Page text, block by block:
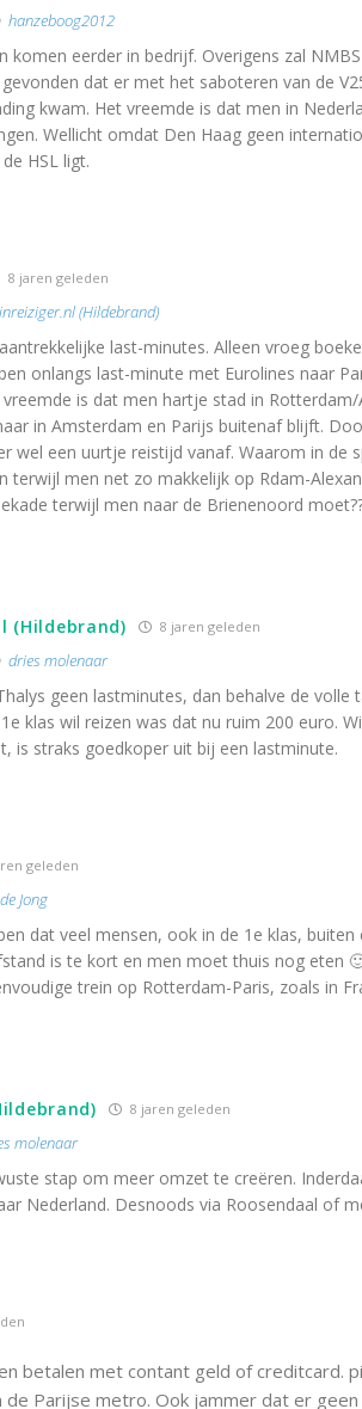
hanzeboog2012
komen eerder in bedrijf. Overigens zal
dat er met het saboteren van de
kwam. Het vreemde is dat men in
Wellicht omdat Den Haag geen
HSL ligt.
8 jaren geleden
(Hildebrand)
last-minutes. Alleen vroeg
onlangs last-minute met Eurolines naar
is dat men hartje stad in
in Amsterdam en Parijs buitenaf blijft.
wel een uurtje reistijd vanaf. Waarom in de
terwijl men net zo makkelijk op Rdam-
terwijl men naar de Brienenoord
(Hildebrand) 8 jaren geleden
dries molenaar
geen lastminutes, dan behalve de volle
klas wil reizen was dat nu ruim 200 euro.
is straks goedkoper uit bij een lastminute.
geleden
Jong
dat veel mensen, ook in de 1e klas,
is te kort en men moet thuis nog eten
trein op Rotterdam-Paris, zoals in
8 jaren geleden
molenaar
stap om meer omzet te creëren.
Nederland. Desnoods via Roosendaal of
betalen met contant geld of creditcard.
Parijse metro. Ook jammer dat er